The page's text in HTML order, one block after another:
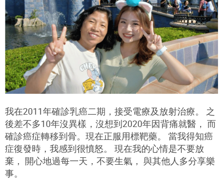
我在2011年確診乳癌二期，接受電療及放射治療。 之
後差不多10年沒異樣，沒想到2020年因背痛就醫， 而
確診癌症轉移到骨。現在正服用標靶藥。 當我得知癌
症復發時，我感到很憤怒。 現在我的心情是不要放
棄， 開心地過每一天，不要生氣， 與其他人多分享樂
事。